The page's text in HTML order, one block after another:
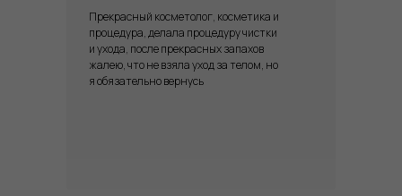
Прекрасный косметолог, косметика и
процедура, делала процедуру чистки
и ухода, после прекрасных запахов
жалею, что не взяла уход за телом, но
я обязательно вернусь